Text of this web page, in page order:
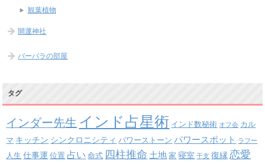
観葉植物
開運神社
バーバラの部屋
タグ
インダー先生 インド占星術 インド数秘術 オフ会 カル
マ キッチン シンクロニシティ パワーストーン パワースポット ラフー
人生 仕事運 位置 占い 命式 四柱推命 土地 家 寝室 干支 復縁 恋愛